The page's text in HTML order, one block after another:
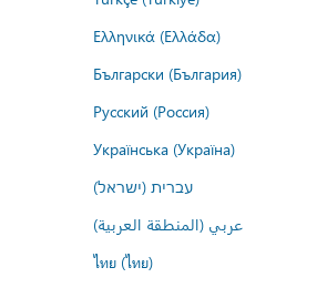
Ελληνικά (Ελλάδα)
Български (България)
Русский (Россия)
Українська (Україна)
עברית (ישראל)
عربي (المنطقة العربية)
ไทย (ไทย)